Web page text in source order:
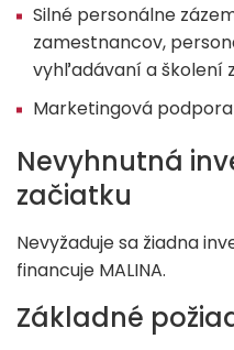
Silné personálne
zamestnancov,
vyhľadávaní a školení
Marketingová
Nevyhnutná
začiatku
Nevyžaduje sa žiadna
financuje MALINA.
Základné